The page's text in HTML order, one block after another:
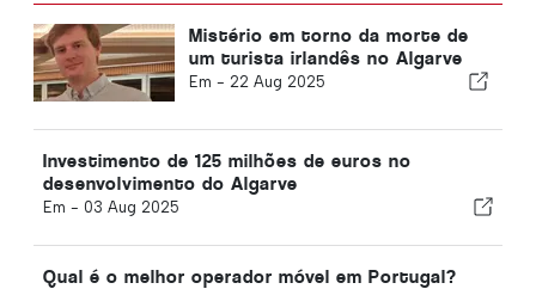
Mistério em torno da morte de
um turista irlandês no Algarve
Em - 22 Aug 2025
Investimento de 125 milhões de euros no
desenvolvimento do Algarve
Em - 03 Aug 2025
Qual é o melhor operador móvel em Portugal?